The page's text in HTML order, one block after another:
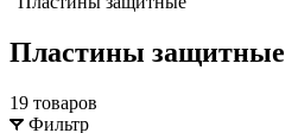
Пластины защитные
19 товаров
Фильтр